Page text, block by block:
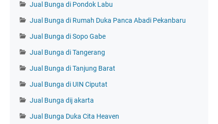
Jual Bunga di Pondok Labu
Jual Bunga di Rumah Duka Panca Abadi Pekanbaru
Jual Bunga di Sopo Gabe
Jual Bunga di Tangerang
Jual Bunga di Tanjung Barat
Jual Bunga di UIN Ciputat
Jual Bunga dij akarta
Jual Bunga Duka Cita Heaven